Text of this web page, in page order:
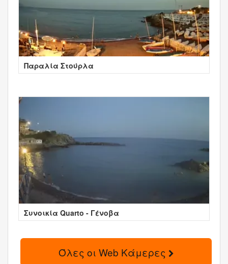
Παραλία Στούρλα
Συνοικία Quarto - Γένοβα
Όλες οι Web Κάμερες